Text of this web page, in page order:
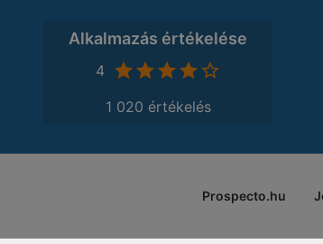
Alkalmazás értékelése
4
1 020 értékelés
Prospecto.hu